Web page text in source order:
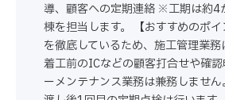
導、顧客への定期連絡 ※工期は約4
棟を担当します。 【おすすめのポ
を徹底しているため、施工管理業務
着工前のICなどの顧客打合せや確
ーメンテナンス業務は兼務しませ